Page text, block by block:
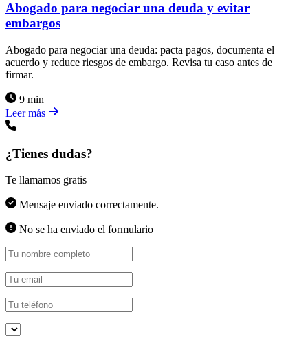
Abogado para negociar una deuda y evitar
embargos
Abogado para negociar una deuda: pacta pagos, documenta el
acuerdo y reduce riesgos de embargo. Revisa tu caso antes de
firmar.
9 min
Leer más
¿Tienes dudas?
Te llamamos gratis
Mensaje enviado correctamente.
No se ha enviado el formulario